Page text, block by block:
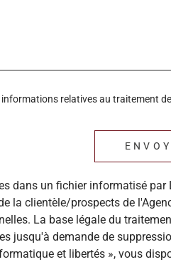
relatives au traitement
dans un fichier informatisé par
la clientèle/prospects de
La base légale du
jusqu'à demande de
et libertés », vous